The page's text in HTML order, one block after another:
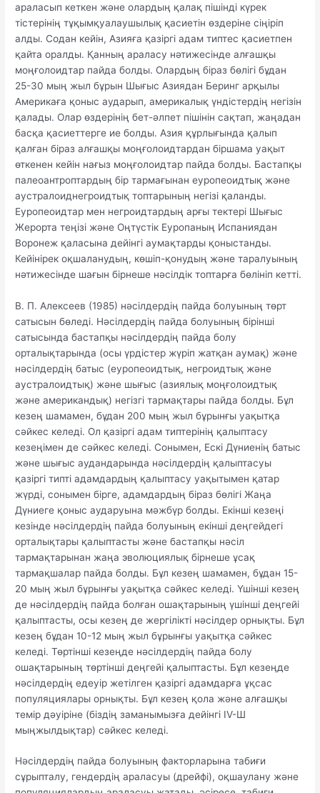
араласып кеткен және олардың қалақ пішінді күрек
тістерінің тұқымқуалаушылық қасиетін өздеріне сіңіріп
алды. Содан кейін, Азияға қазіргі адам типтес қасиетпен
қайта оралды. Қанның араласу нәтижесінде алғашқы
моңғолоидтар пайда болды. Олардың біраз бөлігі бұдан
25-30 мың жыл бұрын Шығыс Азиядан Беринг арқылы
Америкаға қоныс аударып, америкалық үндістердің негізін
қалады. Олар өздерінің бет-әлпет пішінін сақтап, жаңадан
басқа қасиеттерге ие болды. Азия құрлығында қалып
қалған біраз алғашқы моңғолоидтардан біршама уақыт
өткенен кейін нағыз моңғолоидтар пайда болды. Бастапқы
палеоантроптардың бір тармағынан еуропеоидтық және
аустралоиднегроидтық топтарының негізі қаланды.
Еуропеоидтар мен негроидтардың арғы тектері Шығыс
Жерорта теңізі және Оңтүстік Еуропаның Испаниядан
Воронеж қаласына дейінгі аумақтарды қоныстанды.
Кейінірек оқшаланудың, көшіп-қонудың және таралуының
нәтижесінде шағын бірнеше нәсілдік топтарға бөлініп кетті.
В. П. Алексеев (1985) нәсілдердің пайда болуының төрт
сатысын бөледі. Нәсілдердің пайда болуының бірінші
сатысында бастапқы нәсілдердің пайда болу
орталықтарында (осы үрдістер жүріп жатқан аумақ) және
нәсілдердің батыс (еуропеоидтық, негроидтық және
аустралоидтық) және шығыс (азиялық моңғолоидтық
және американдық) негізгі тармақтары пайда болды. Бұл
кезең шамамен, бұдан 200 мың жыл бұрынғы уақытқа
сәйкес келеді. Ол қазіргі адам типтерінің қалыптасу
кезеңімен де сәйкес келеді. Сонымен, Ескі Дүниенің батыс
және шығыс аудандарында нәсілдердің қалыптасуы
қазіргі типті адамдардың қалыптасу уақытымен қатар
жүрді, сонымен бірге, адамдардың біраз бөлігі Жаңа
Дүниеге қоныс аударуына мәжбүр болды. Екінші кезеңі
кезінде нәсілдердің пайда болуының екінші деңгейдегі
орталықтары қалыптасты және бастапқы нәсіл
тармақтарынан жаңа эволюциялық бірнеше ұсақ
тармақшалар пайда болды. Бұл кезең шамамен, бұдан 15-
20 мың жыл бұрынғы уақытқа сәйкес келеді. Үшінші кезең
де нәсілдердің пайда болған ошақтарының үшінші деңгейі
қалыптасты, осы кезең де жергілікті нәсілдер орнықты. Бұл
кезең бұдан 10-12 мың жыл бұрынғы уақытқа сәйкес
келеді. Төртінші кезеңде нәсілдердің пайда болу
ошақтарының төртінші деңгейі қалыптасты. Бұл кезеңде
нәсілдердің едеуір жетілген қазіргі адамдарға ұқсас
популяциялары орнықты. Бұл кезең қола және алғашқы
темір дәуіріне (біздің заманымызға дейінгі IV-Ш
мыңжылдықтар) сәйкес келеді.
Нәсілдердің пайда болуының факторларына табиғи
сұрыпталу, гендердің араласуы (дрейфі), оқшаулану және